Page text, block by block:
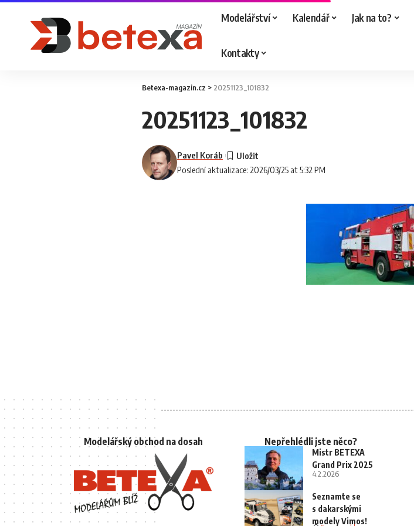
Modelářství Kalendář Jak na to?
Kontakty
Betexa-magazin.cz > 20251123_101832
20251123_101832
Poslední aktualizace: 2026/03/25 at 5:32 PM
Pavel Koráb
Modelářský obchod na dosah Nepřehlédli jste něco?
Mistr BETEXA
Grand Prix 2025
4.2.2026
Seznamte se
s dakarskými
modely Vimos!